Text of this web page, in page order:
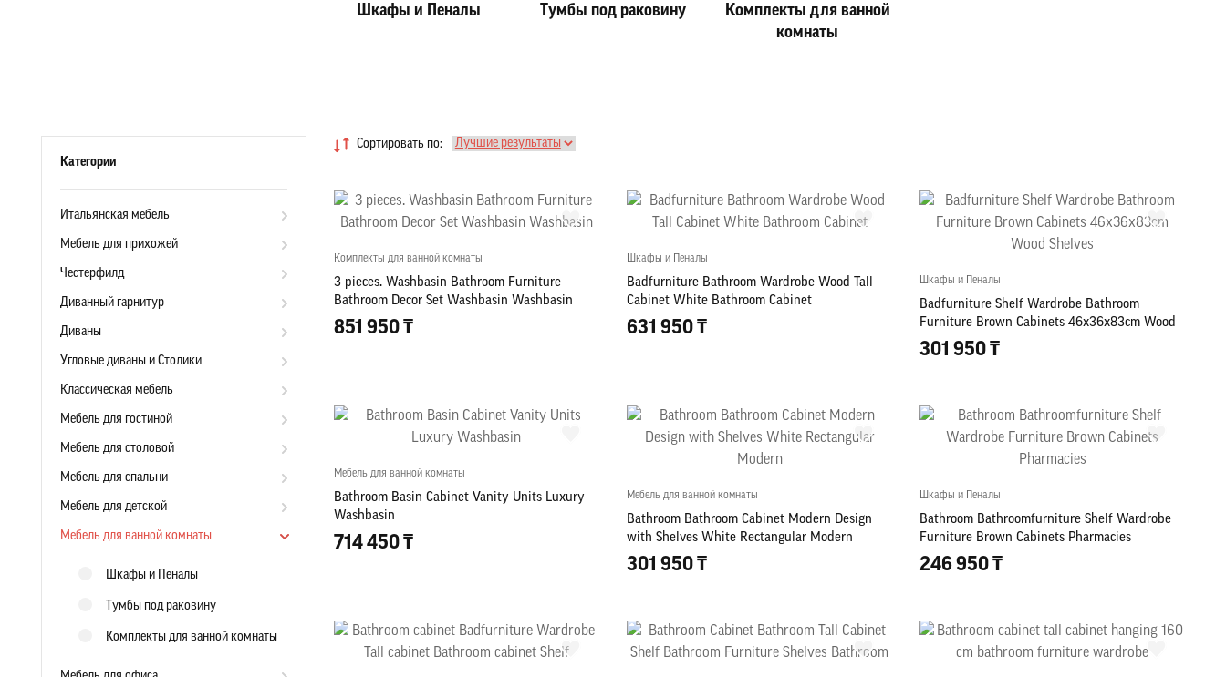
Шкафы и Пеналы Тумбы под раковину
Комплекты для ванной
комнаты
Категории
Итальянская мебель
Мебель для прихожей
Честерфилд
Диванный гарнитур
Диваны
Угловые диваны и Столики
Классическая мебель
Мебель для гостиной
Мебель для столовой
Мебель для спальни
Мебель для детской
Мебель для ванной комнаты
Шкафы и Пеналы
Тумбы под раковину
Комплекты для ванной комнаты
Сортировать по:
Комплекты для ванной комнаты
3 pieces. Washbasin Bathroom Furniture
Bathroom Decor Set Washbasin Washbasin
851 950 ₸
Шкафы и Пеналы
Badfurniture Bathroom Wardrobe Wood Tall
Cabinet White Bathroom Cabinet
631 950 ₸
Шкафы и Пеналы
Badfurniture Shelf Wardrobe Bathroom
Furniture Brown Cabinets 46x36x83cm Wood
Shelves
301 950 ₸
Мебель для ванной комнаты
Bathroom Basin Cabinet Vanity Units Luxury
Washbasin
714 450 ₸
Мебель для ванной комнаты
Bathroom Bathroom Cabinet Modern Design
with Shelves White Rectangular Modern
301 950 ₸
Шкафы и Пеналы
Bathroom Bathroomfurniture Shelf Wardrobe
Furniture Brown Cabinets Pharmacies
246 950 ₸